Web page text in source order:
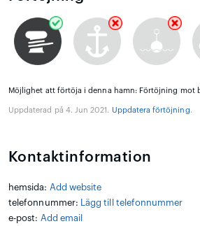
Möjlighet att förtöja i denna hamn: Förtöjning mot
Uppdaterad på 4. Jun 2021. Uppdatera förtöjning.
Kontaktinformation
hemsida: Add website
telefonnummer:
Lägg till telefonnummer
e-post: Add email